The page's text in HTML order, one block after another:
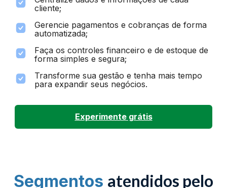
cliente;
Gerencie pagamentos e cobranças de forma
automatizada;
Faça os controles financeiro e de estoque de
forma simples e segura;
Transforme sua gestão e tenha mais tempo
para expandir seus negócios.
Experimente grátis
Segmentos atendidos pelo